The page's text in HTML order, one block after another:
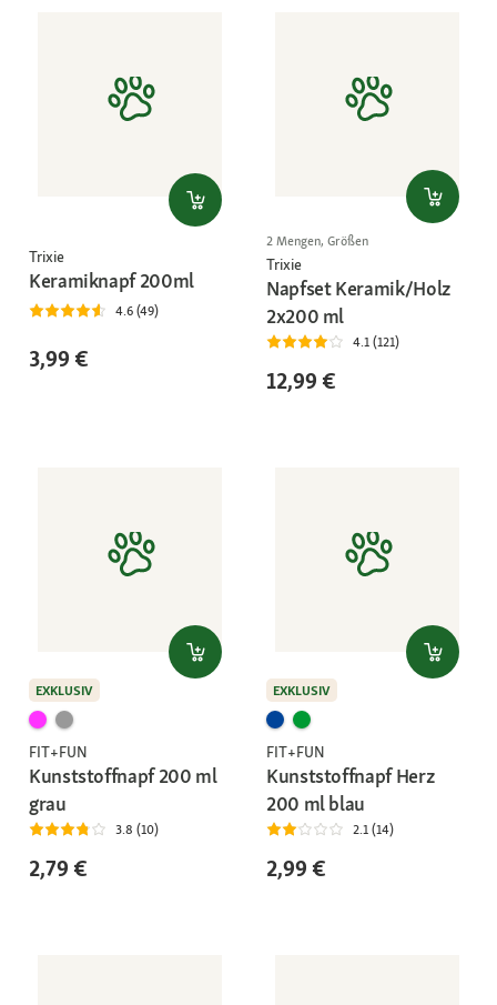
Trixie
Keramiknapf 200ml
4.6 (49)
3,99 €
2 Mengen, Größen
Trixie
Napfset Keramik/Holz
2x200 ml
4.1 (121)
12,99 €
EXKLUSIV
FIT+FUN
Kunststoffnapf 200 ml
grau
3.8 (10)
2,79 €
EXKLUSIV
FIT+FUN
Kunststoffnapf Herz
200 ml blau
2.1 (14)
2,99 €